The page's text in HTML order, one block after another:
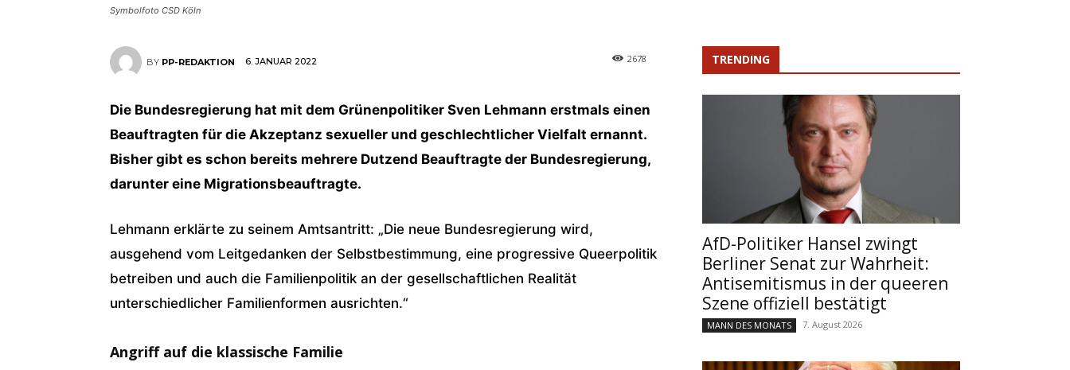
Symbolfoto CSD Köln
BY PP-REDAKTION 6. JANUAR 2022 2678
Die Bundesregierung hat mit dem Grünenpolitiker Sven Lehmann erstmals einen
Beauftragten für die Akzeptanz sexueller und geschlechtlicher Vielfalt ernannt.
Bisher gibt es schon bereits mehrere Dutzend Beauftragte der Bundesregierung,
darunter eine Migrationsbeauftragte.
Lehmann erklärte zu seinem Amtsantritt: „Die neue Bundesregierung wird,
ausgehend vom Leitgedanken der Selbstbestimmung, eine progressive Queerpolitik
betreiben und auch die Familienpolitik an der gesellschaftlichen Realität
unterschiedlicher Familienformen ausrichten.“
Angriff auf die klassische Familie
TRENDING
AfD-Politiker Hansel zwingt
Berliner Senat zur Wahrheit:
Antisemitismus in der queeren
Szene offiziell bestätigt
MANN DES MONATS 7. August 2026